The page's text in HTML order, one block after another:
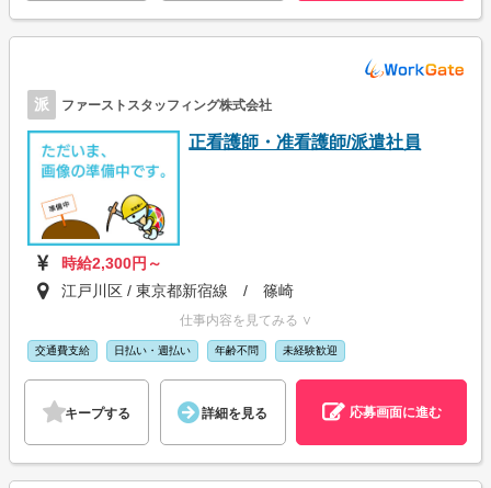
派 ファーストスタッフィング株式会社
正看護師・准看護師/派遣社員
時給2,300円～
江戸川区 / 東京都新宿線 / 篠崎
仕事内容を見てみる ∨
交通費支給 日払い・週払い 年齢不問 未経験歓迎
キープする 詳細を見る 応募画面に進む